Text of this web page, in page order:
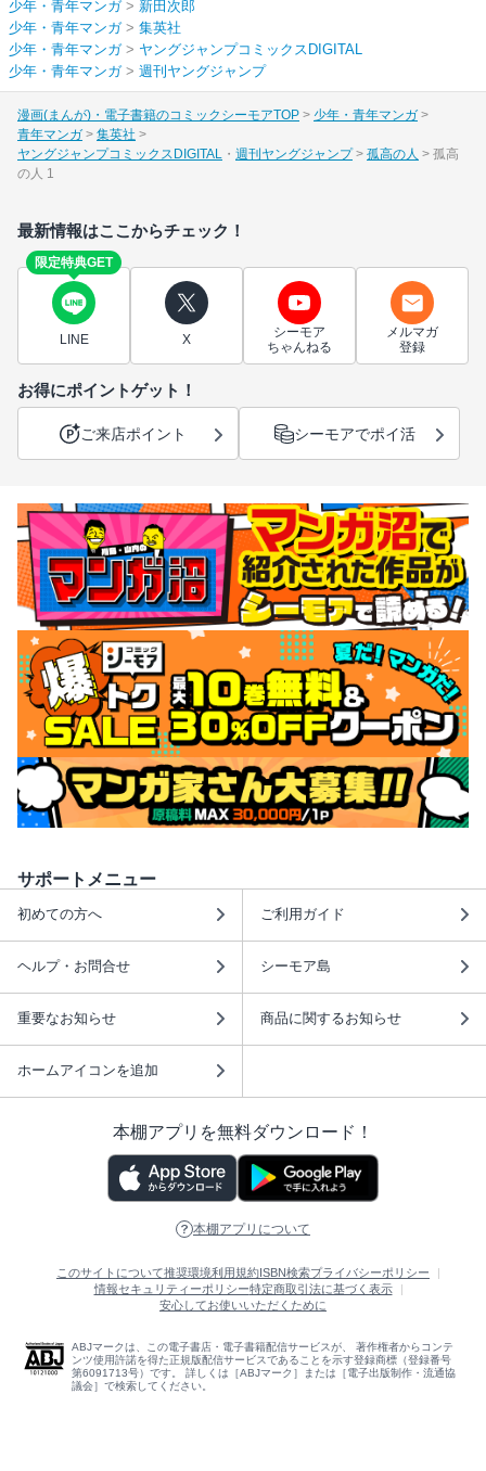
少年・青年マンガ> 新田次郎
少年・青年マンガ> 集英社
少年・青年マンガ> ヤングジャンプコミックスDIGITAL
少年・青年マンガ> 週刊ヤングジャンプ
漫画(まんが)・電子書籍のコミックシーモアTOP
少年・青年マンガ
青年マンガ
集英社
ヤングジャンプコミックスDIGITAL
週刊ヤングジャンプ 孤高の人
孤高
の人 1
最新情報はここからチェック！
限定特典GET
LINE X
シーモア
ちゃんねる
メルマガ
登録
お得にポイントゲット！
ご来店ポイント シーモアでポイ活
サポートメニュー
初めての方へ ご利用ガイド
ヘルプ・お問合せ シーモア島
重要なお知らせ 商品に関するお知らせ
ホームアイコンを追加
本棚アプリを無料ダウンロード！
本棚アプリについて
このサイトについて推奨環境利用規約ISBN検索プライバシーポリシー
情報セキュリティーポリシー特定商取引法に基づく表示
安心してお使いいただくために
ABJマークは、この電子書店・電子書籍配信サービスが、 著作権者からコンテ
ンツ使用許諾を得た正規版配信サービスであることを示す登録商標（登録番号
第6091713号）です。 詳しくは［ABJマーク］または［電子出版制作・流通協
議会］で検索してください。